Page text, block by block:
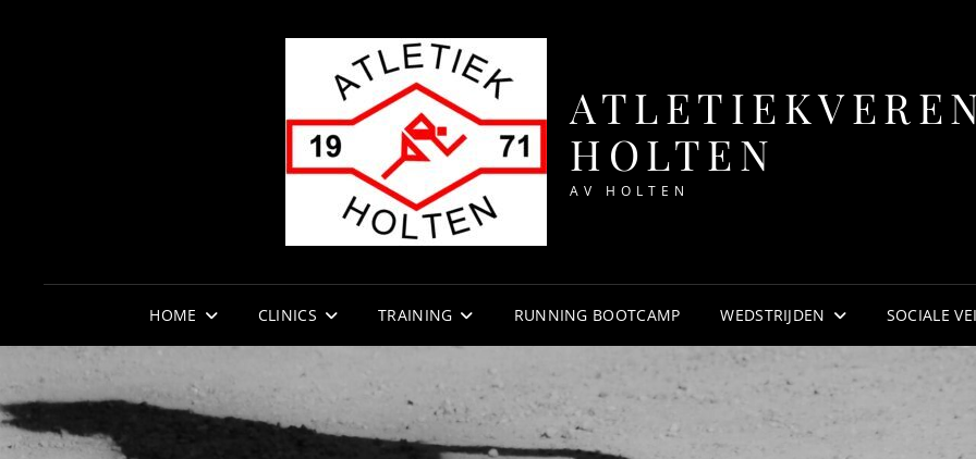
HOLTEN
AV HOLTEN
HOME CLINICS TRAINING RUNNING BOOTCAMP WEDSTRIJDEN SOCIALE